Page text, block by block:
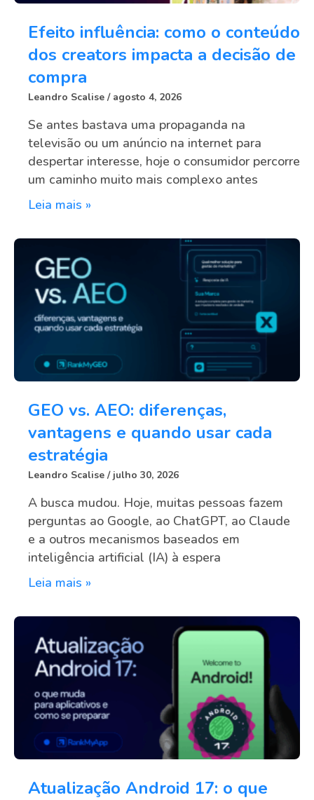
Efeito influência: como o conteúdo
dos creators impacta a decisão de
compra
Leandro Scalise agosto 4, 2026
Se antes bastava uma propaganda na
televisão ou um anúncio na internet para
despertar interesse, hoje o consumidor percorre
um caminho muito mais complexo antes
Leia mais »
GEO vs. AEO: diferenças,
vantagens e quando usar cada
estratégia
Leandro Scalise julho 30, 2026
A busca mudou. Hoje, muitas pessoas fazem
perguntas ao Google, ao ChatGPT, ao Claude
e a outros mecanismos baseados em
inteligência artificial (IA) à espera
Leia mais »
Atualização Android 17: o que